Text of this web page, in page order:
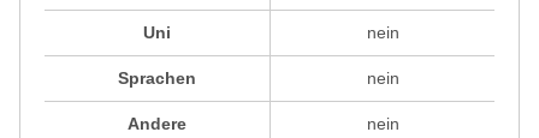
Uni
Sprachen
Andere
nein
nein
nein